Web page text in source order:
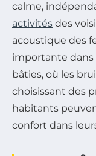
calme,
activités des
acoustique des
importante dans
bâties, où les
choisissant des
habitants
confort dans